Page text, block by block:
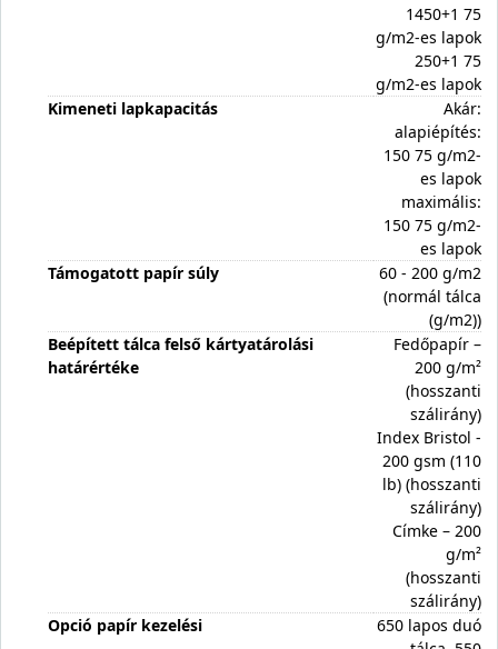
1450+1 75
g/m2-es lapok
250+1 75
g/m2-es lapok
Kimeneti lapkapacitás
Akár:
alapiépítés:
150 75 g/m2-
es lapok
maximális:
150 75 g/m2-
es lapok
Támogatott papír súly
60 - 200 g/m2
(normál tálca
(g/m2))
Beépített tálca felső kártyatárolási
határértéke
Fedőpapír –
200 g/m²
(hosszanti
szálirány)
Index Bristol -
200 gsm (110
lb) (hosszanti
szálirány)
Címke – 200
g/m²
(hosszanti
szálirány)
Opció papír kezelési
650 lapos duó